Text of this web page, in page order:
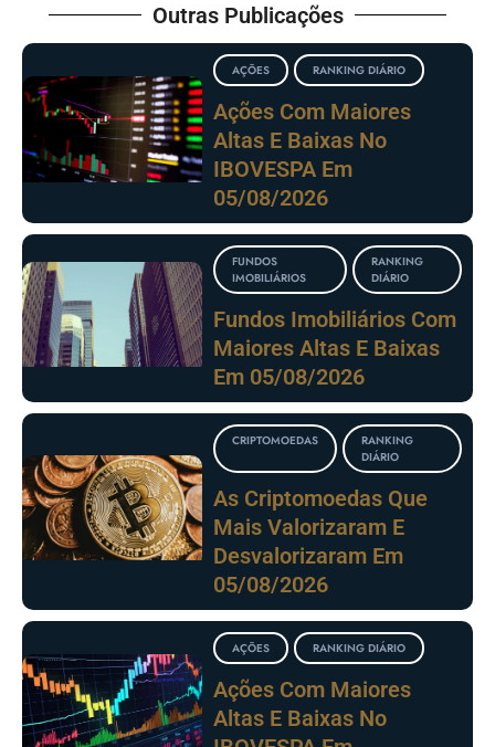
Outras Publicações
AÇÕES RANKING DIÁRIO
Ações Com Maiores
Altas E Baixas No
IBOVESPA Em
05/08/2026
FUNDOS
IMOBILIÁRIOS
RANKING
DIÁRIO
Fundos Imobiliários Com
Maiores Altas E Baixas
Em 05/08/2026
CRIPTOMOEDAS
RANKING
DIÁRIO
As Criptomoedas Que
Mais Valorizaram E
Desvalorizaram Em
05/08/2026
AÇÕES RANKING DIÁRIO
Ações Com Maiores
Altas E Baixas No